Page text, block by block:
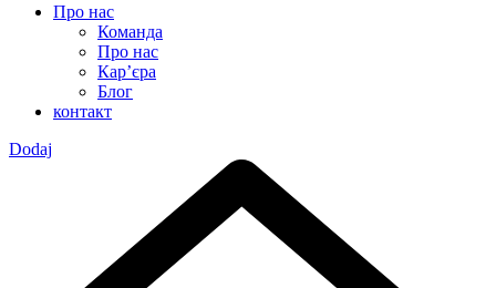
Про нас
Команда
Про нас
Кар’єра
Блог
контакт
Dodaj